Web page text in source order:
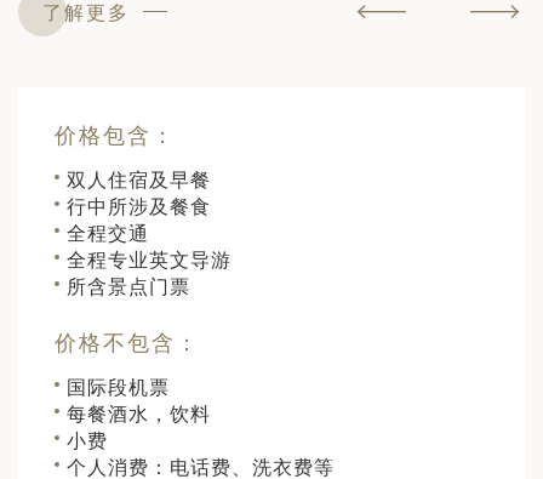
了解更多
价格包含：
双人住宿及早餐
行中所涉及餐食
全程交通
全程专业英文导游
所含景点门票
价格不包含：
国际段机票
每餐酒水，饮料
小费
个人消费：电话费、洗衣费等